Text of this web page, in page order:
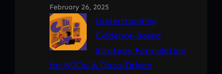
February 26, 2025
Understanding
Evidence-Based
Strategy Formulation
for NGOs: A Data-Driven